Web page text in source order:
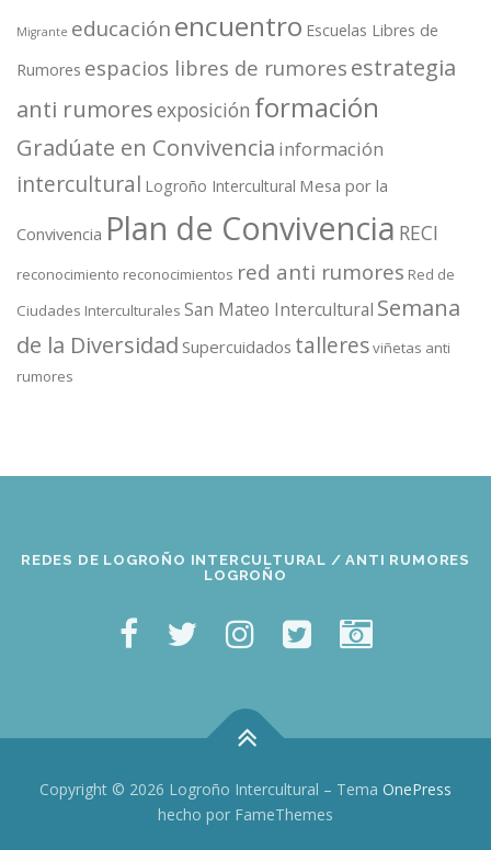
Migrante educaciónencuentro Escuelas Libres de
Rumores espacios libres de rumores estrategia
anti rumoresexposición formación
Gradúate en Convivencia información
intercultural Logroño Intercultural Mesa por la
Convivencia Plan de Convivencia RECI
reconocimiento reconocimientos red anti rumores Red de
Ciudades Interculturales San Mateo Intercultural Semana
de la Diversidad Supercuidados talleresviñetas anti
rumores
REDES DE LOGROÑO INTERCULTURAL / ANTI RUMORES
LOGROÑO
Copyright © 2026 Logroño Intercultural – Tema OnePress
hecho por FameThemes